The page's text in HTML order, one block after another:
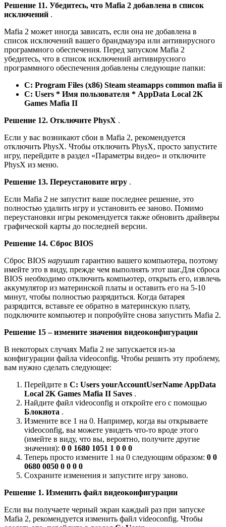
Решение 11. Убедитесь, что Mafia 2 добавлена ​​в список
исключений .
Mafia 2 может иногда зависать, если она не добавлена ​​в
список исключений вашего брандмауэра или антивирусного
программного обеспечения. Перед запуском Mafia 2
убедитесь, что в список исключений антивирусного
программного обеспечения добавлены следующие папки:
C: Program Files (x86) Steam steamapps common mafia ii
C: Users * Имя пользователя * AppData Local 2K
Games Mafia II
Решение 12. Отключите PhysX .
Если у вас возникают сбои в Mafia 2, рекомендуется
отключить PhysX. Чтобы отключить PhysX, просто запустите
игру, перейдите в раздел «Параметры видео» и отключите
PhysX из меню.
Решение 13. Переустановите игру .
Если Mafia 2 не запустит ваше последнее решение, это
полностью удалить игру и установить ее заново. Помимо
переустановки игры рекомендуется также обновить драйверы
графической карты до последней версии.
Решение 14. Сброс BIOS
Сброс BIOS нарушит гарантию вашего компьютера, поэтому
имейте это в виду, прежде чем выполнять этот шаг.Для сброса
BIOS необходимо отключить компьютер, открыть его, извлечь
аккумулятор из материнской платы и оставить его на 5-10
минут, чтобы полностью разрядиться. Когда батарея
разрядится, вставьте ее обратно в материнскую плату,
подключите компьютер и попробуйте снова запустить Mafia 2.
Решение 15 – измените значения видеоконфигурации
В некоторых случаях Mafia 2 не запускается из-за
конфигурации файла videoconfig. Чтобы решить эту проблему,
вам нужно сделать следующее:
Перейдите в C: Users yourAccountUserName AppData
Local 2K Games Mafia II Saves .
Найдите файл videoconfig и откройте его с помощью
Блокнота .
Измените все 1 на 0. Например, когда вы открываете
videoconfig, вы можете увидеть что-то вроде этого
(имейте в виду, что вы, вероятно, получите другие
значения): 0 0 1680 1051 1 0 0 0
Теперь просто измените 1 на 0 следующим образом: 0 0
0680 0050 0 0 0 0
Сохраните изменения и запустите игру заново.
Решение 1. Изменить файл видеоконфигурации
Если вы получаете черный экран каждый раз при запуске
Mafia 2, рекомендуется изменить файл videoconfig. Чтобы